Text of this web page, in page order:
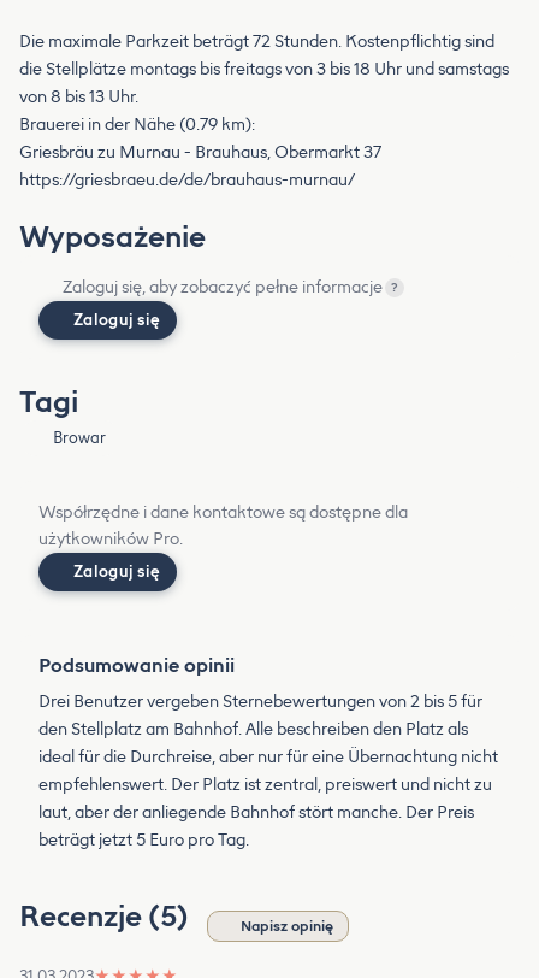
Die maximale Parkzeit beträgt 72 Stunden. Kostenpflichtig sind
die Stellplätze montags bis freitags von 3 bis 18 Uhr und samstags
von 8 bis 13 Uhr.
Brauerei in der Nähe (0.79 km):
Griesbräu zu Murnau - Brauhaus, Obermarkt 37
https://griesbraeu.de/de/brauhaus-murnau/
Wyposażenie
Zaloguj się, aby zobaczyć pełne informacje ?
Zaloguj się
Tagi
Browar
Współrzędne i dane kontaktowe są dostępne dla
użytkowników Pro.
Zaloguj się
Podsumowanie opinii
Drei Benutzer vergeben Sternebewertungen von 2 bis 5 für
den Stellplatz am Bahnhof. Alle beschreiben den Platz als
ideal für die Durchreise, aber nur für eine Übernachtung nicht
empfehlenswert. Der Platz ist zentral, preiswert und nicht zu
laut, aber der anliegende Bahnhof stört manche. Der Preis
beträgt jetzt 5 Euro pro Tag.
Recenzje (5) Napisz opinię